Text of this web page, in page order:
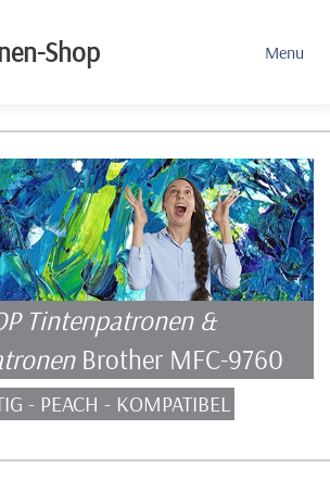
Shop Menu
Tintenpatronen &
Brother MFC-9760
- PEACH - KOMPATIBEL